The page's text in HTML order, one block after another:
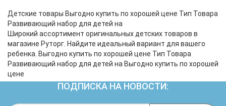
игра-лото "Загадочные животные", 5. деревянная
игра "Поймай мышку", 6. у..
Детские товары Выгодно купить по хорошей цене Тип Товара
Развивающий набор для детей на
Широкий ассортимент оригинальных детских товаров в
магазине Руторг. Найдите идеальный вариант для вашего
ребенка. Выгодно купить по хорошей цене Тип Товара
Развивающий набор для детей на Выгодно купить по хорошей
цене
ПОДПИСКА НА НОВОСТИ: